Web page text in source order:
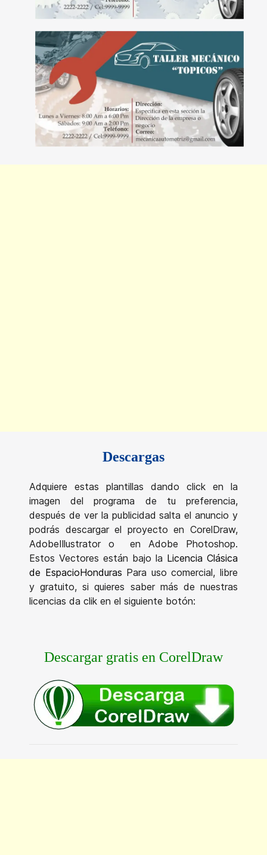
Descargas
Adquiere estas plantillas dando click en la
imagen del programa de tu preferencia,
después de ver la publicidad salta el anuncio y
podrás descargar el proyecto en CorelDraw,
AdobeIllustrator o en Adobe Photoshop.
Estos Vectores están bajo la Licencia Clásica
de EspacioHonduras Para uso comercial, libre
y gratuito, si quieres saber más de nuestras
licencias da clik en el siguiente botón:
Descargar gratis en CorelDraw